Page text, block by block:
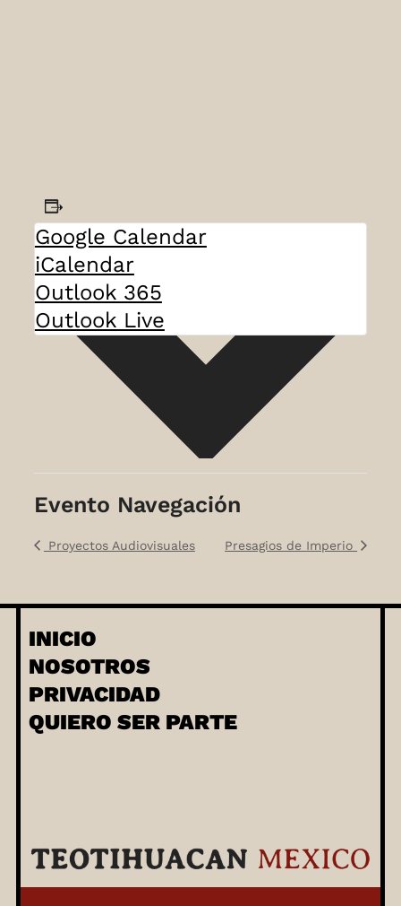
AGREGAR AL CALENDARIO
Google Calendar
iCalendar
Outlook 365
Outlook Live
Evento Navegación
Proyectos Audiovisuales Presagios de Imperio
INICIO
NOSOTROS
PRIVACIDAD
QUIERO SER PARTE